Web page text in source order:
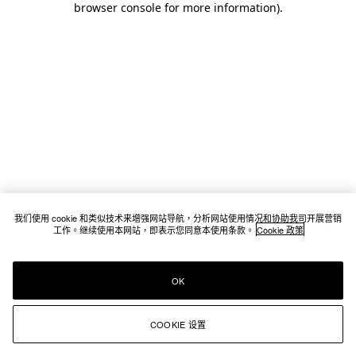
browser console for more information).
我们使用 cookie 和类似技术来增强网站导航，分析网站使用情况和协助我司开展营销
工作。继续使用本网站，即表示您同意本使用条款。 Cookie 政策
COOKIE 设置
OK